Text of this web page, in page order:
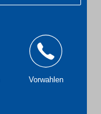
Vorwahlen